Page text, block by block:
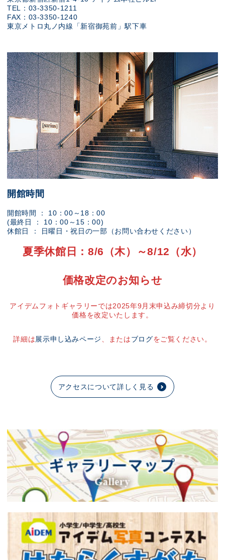
TEL：03-3350-1211
FAX：03-3350-1240
東京メトロ丸ノ内線「新宿御苑前」駅下車
開館時間
開館時間 ： 10：00～18：00
(最終日 ： 10：00～15：00)
休館日 ： 日曜日・祝日の一部（お問い合わせください）
夏季休館日：8/6（木）～8/12（水）
価格改定のお知らせ
アイデムフォトギャラリーでは2025年9月末申込み締切分より
価格を改定いたします。
詳細は展示申し込みページ 、またはブログをご覧ください。
アクセスについて詳しく見る